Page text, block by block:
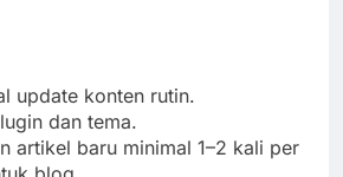
update konten rutin.
dan tema.
artikel baru minimal 1–2 kali per